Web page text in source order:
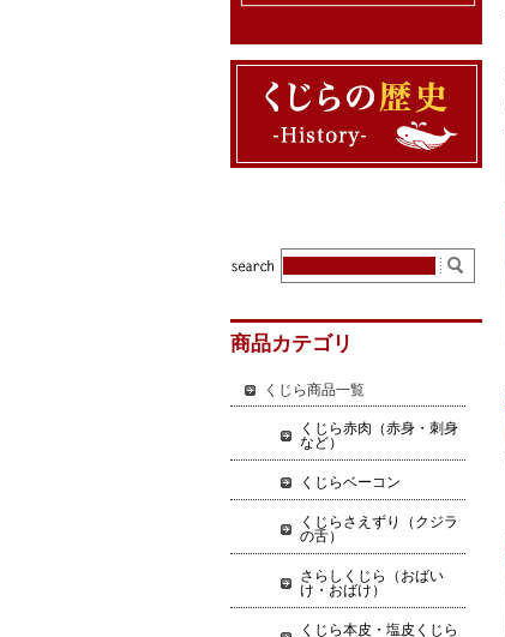
商品カテゴリ
くじら商品一覧
くじら赤肉（赤身・刺身
など）
くじらベーコン
くじらさえずり（クジラ
の舌）
さらしくじら（おばい
け・おばけ）
くじら本皮・塩皮くじら